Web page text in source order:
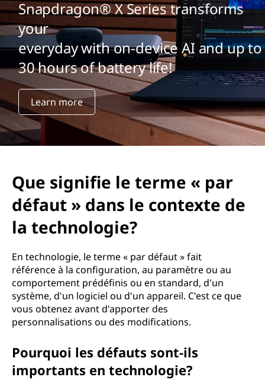
Snapdragon® X Series transforms
your
everyday with on-device AI and up to
30 hours of battery life!
Learn more
Que signifie le terme « par
défaut » dans le contexte de
la technologie?
En technologie, le terme « par défaut » fait
référence à la configuration, au paramètre ou au
comportement prédéfinis ou en standard, d'un
système, d'un logiciel ou d'un appareil. C'est ce que
vous obtenez avant d'apporter des
personnalisations ou des modifications.
Pourquoi les défauts sont-ils
importants en technologie?